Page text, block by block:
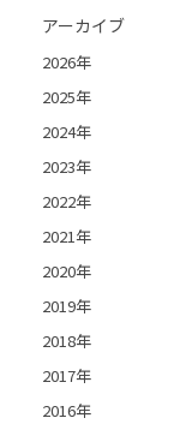
アーカイブ
2026年
2025年
2024年
2023年
2022年
2021年
2020年
2019年
2018年
2017年
2016年